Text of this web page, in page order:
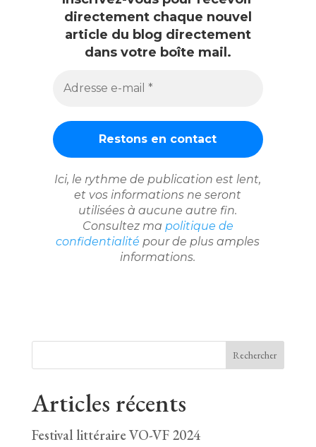
directement chaque nouvel
article du blog directement
dans votre boîte mail.
Ici, le rythme de publication est lent,
et vos informations ne seront
utilisées à aucune autre fin.
Consultez ma politique de
confidentialité pour de plus amples
informations.
Rechercher
Articles récents
Festival littéraire VO-VF 2024